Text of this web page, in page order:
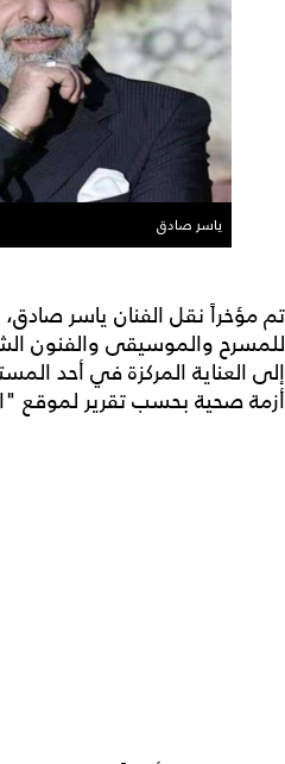
ياسر صادق
تم مؤخراً نقل الفنان ياسر
للمسرح والموسيقى والفنون
إلى العناية المركزة في أحد
أزمة صحية بحسب تقرير لموقع